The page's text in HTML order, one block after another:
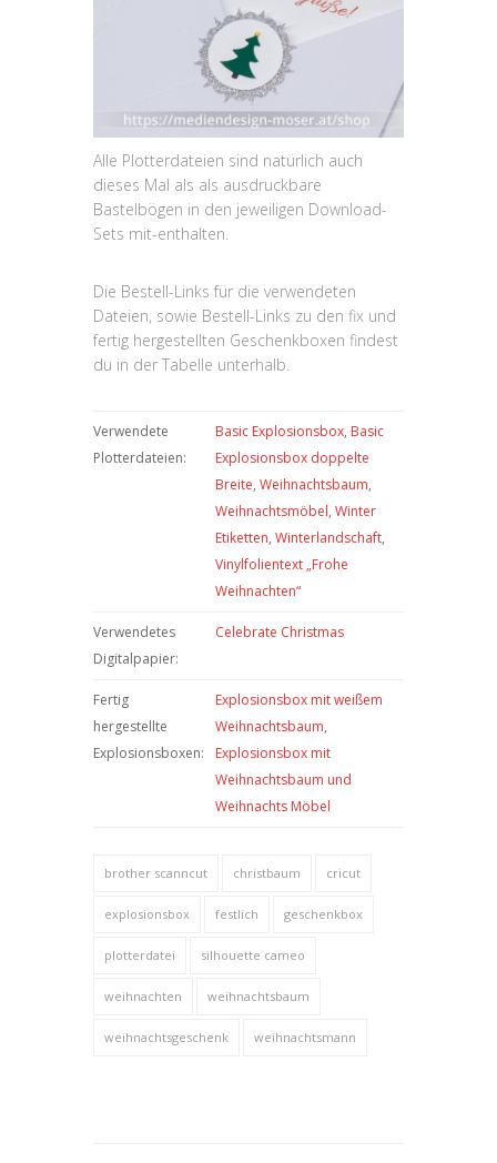
Alle Plotterdateien sind natürlich auch
dieses Mal als als ausdruckbare
Bastelbögen in den jeweiligen Download-
Sets mit-enthalten.
Die Bestell-Links für die verwendeten
Dateien, sowie Bestell-Links zu den fix und
fertig hergestellten Geschenkboxen findest
du in der Tabelle unterhalb.
Verwendete
Plotterdateien:
Basic Explosionsbox, Basic
Explosionsbox doppelte
Breite, Weihnachtsbaum,
Weihnachtsmöbel, Winter
Etiketten, Winterlandschaft,
Vinylfolientext „Frohe
Weihnachten“
Verwendetes
Digitalpapier:
Celebrate Christmas
Fertig
hergestellte
Explosionsboxen:
Explosionsbox mit weißem
Weihnachtsbaum,
Explosionsbox mit
Weihnachtsbaum und
Weihnachts Möbel
brother scanncut christbaum cricut
explosionsbox festlich geschenkbox
plotterdatei silhouette cameo
weihnachten weihnachtsbaum
weihnachtsgeschenk weihnachtsmann